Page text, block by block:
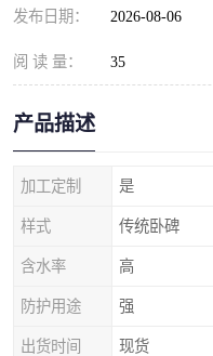
发布日期： 2026-08-06
阅 读 量： 35
产品描述
加工定制 是
样式 传统卧碑
含水率 高
防护用途 强
出货时间 现货